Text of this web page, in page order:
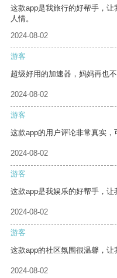
这款app是我旅行的好帮手，
人情。
2024-08-02
游客
超级好用的加速器，妈妈再也
2024-08-02
游客
这款app的用户评论非常真实，
2024-08-02
游客
这款app是我娱乐的好帮手，让
2024-08-02
游客
这款app的社区氛围很温馨，让
2024-08-02